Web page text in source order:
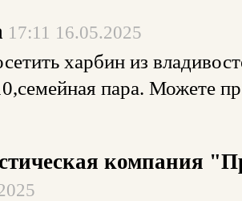
17:11 16.05.2025
харбин из
пара. Можете
компания